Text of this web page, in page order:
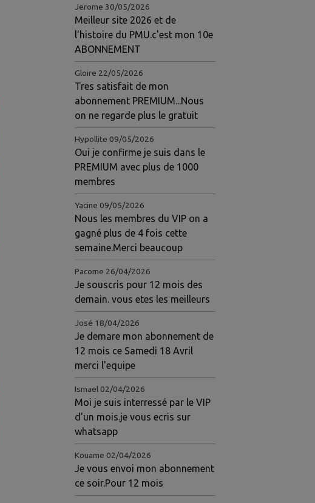
gagner vos courses et devenez des millionnaires
rejoignez notre VIP pour gagner vos courses et
argent avec le gratuit rejoignez notre VIP pour
a
pour
a
A
LES
Jerome 30/05/2026
Meilleur site 2026 et de
l'histoire du PMU.c'est mon 10e
ABONNEMENT
Gloire 22/05/2026
Tres satisfait de mon
abonnement PREMIUM...Nous
on ne regarde plus le gratuit
Hypollite 09/05/2026
Oui je confirme je suis dans le
PREMIUM avec plus de 1000
membres
Yacine 09/05/2026
Nous les membres du VIP on a
gagné plus de 4 fois cette
semaine.Merci beaucoup
Pacome 26/04/2026
Je souscris pour 12 mois des
demain. vous etes les meilleurs
José 18/04/2026
Je demare mon abonnement de
12 mois ce Samedi 18 Avril
merci l'equipe
Ismael 02/04/2026
Moi je suis interressé par le VIP
d'un mois.je vous ecris sur
whatsapp
Kouame 02/04/2026
Je vous envoi mon abonnement
ce soir.Pour 12 mois